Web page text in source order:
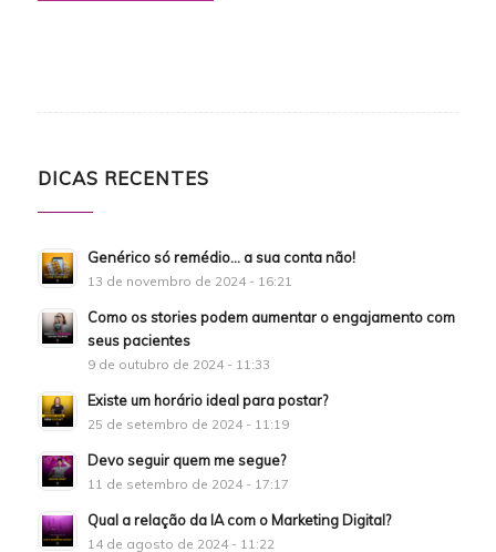
DICAS RECENTES
Genérico só remédio… a sua conta não!
13 de novembro de 2024 - 16:21
Como os stories podem aumentar o engajamento com
seus pacientes
9 de outubro de 2024 - 11:33
Existe um horário ideal para postar?
25 de setembro de 2024 - 11:19
Devo seguir quem me segue?
11 de setembro de 2024 - 17:17
Qual a relação da IA com o Marketing Digital?
14 de agosto de 2024 - 11:22